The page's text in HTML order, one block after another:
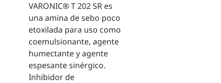
VARONIC® T 202 SR es
una amina de sebo poco
etoxilada para uso como
coemulsionante, agente
humectante y agente
espesante sinérgico.
Inhibidor de